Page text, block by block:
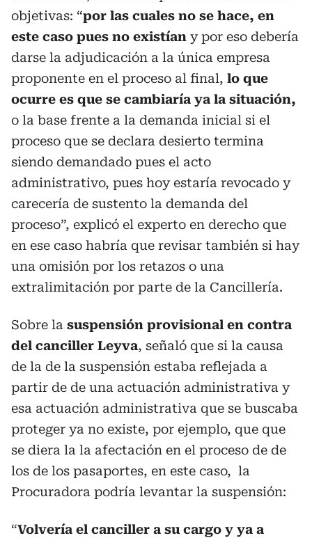
objetivas: “por las cuales no se hace, en
este caso pues no existían y por eso debería
darse la adjudicación a la única empresa
proponente en el proceso al final, lo que
ocurre es que se cambiaría ya la situación,
o la base frente a la demanda inicial si el
proceso que se declara desierto termina
siendo demandado pues el acto
administrativo, pues hoy estaría revocado y
carecería de sustento la demanda del
proceso”, explicó el experto en derecho que
en ese caso habría que revisar también si hay
una omisión por los retazos o una
extralimitación por parte de la Cancillería.
Sobre la suspensión provisional en contra
del canciller Leyva, señaló que si la causa
de la de la suspensión estaba reflejada a
partir de de una actuación administrativa y
esa actuación administrativa que se buscaba
proteger ya no existe, por ejemplo, que que
se diera la la afectación en el proceso de de
los de los pasaportes, en este caso, la
Procuradora podría levantar la suspensión:
“Volvería el canciller a su cargo y ya a